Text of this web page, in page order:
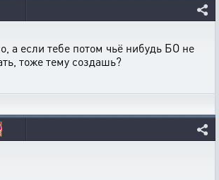
а если тебе потом чьё нибудь БО не
тоже тему создашь?